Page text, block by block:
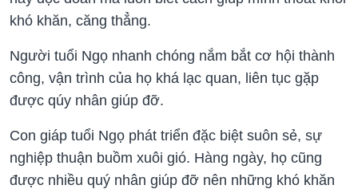
khó khăn, căng thẳng.
Người tuổi Ngọ nhanh chóng nắm bắt cơ hội thành
công, vận trình của họ khá lạc quan, liên tục gặp
được qúy nhân giúp đỡ.
Con giáp tuổi Ngọ phát triển đặc biệt suôn sẻ, sự
nghiệp thuận buồm xuôi gió. Hàng ngày, họ cũng
được nhiều quý nhân giúp đỡ nên những khó khăn